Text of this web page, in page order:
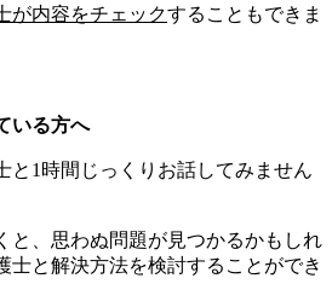
が内容をチェックすることもできま
いる方へ
と1時間じっくりお話してみません
と、思わぬ問題が見つかるかもしれ
士と解決方法を検討することができ